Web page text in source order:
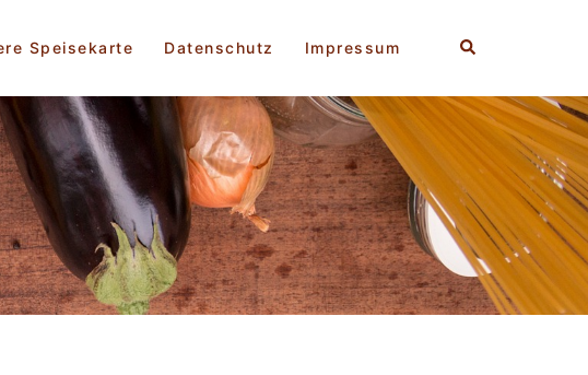
Speisekarte Datenschutz Impressum Suche